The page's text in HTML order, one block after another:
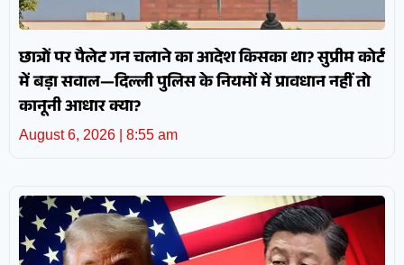
छात्रों पर पैलेट गन चलाने का आदेश किसका था? सुप्रीम कोर्ट
में बड़ा सवाल—दिल्ली पुलिस के नियमों में प्रावधान नहीं तो
कानूनी आधार क्या?
August 6, 2026 8:55 am